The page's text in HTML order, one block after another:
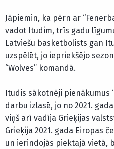
Jāpiemin, ka pērn ar
vadot Itudim, trīs gadu
Latviešu basketbolists gan
uzspēlēt, jo iepriekšējo
“Wolves” komandā.
Itudis sākotnēji pienākumus
darbu izlasē, jo no 2021.
viņš arī vadīja Grieķijas
Grieķija 2021. gada Eiropas
un ierindojās piektajā vietā,